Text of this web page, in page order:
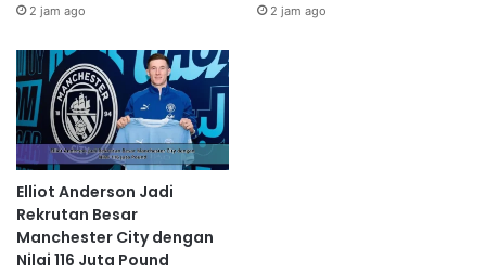
2 jam ago 2 jam ago
Elliot Anderson Jadi
Rekrutan Besar
Manchester City dengan
Nilai 116 Juta Pound